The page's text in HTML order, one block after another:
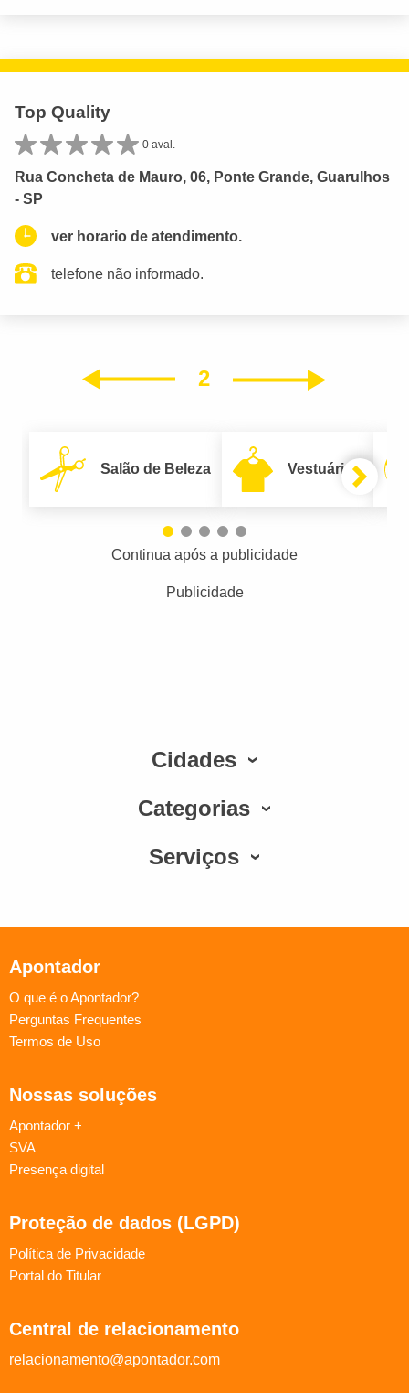
Top Quality
0 aval.
Rua Concheta de Mauro, 06, Ponte Grande, Guarulhos
- SP
ver horario de atendimento.
telefone não informado.
2
Salão de Beleza Vestuário
Continua após a publicidade
Publicidade
Cidades
Categorias
Serviços
Apontador
O que é o Apontador?
Perguntas Frequentes
Termos de Uso
Nossas soluções
Apontador +
SVA
Presença digital
Proteção de dados (LGPD)
Política de Privacidade
Portal do Titular
Central de relacionamento
relacionamento@apontador.com